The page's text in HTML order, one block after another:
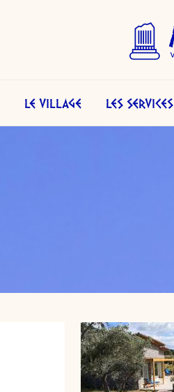
LE VILLAGE LES SERVICES